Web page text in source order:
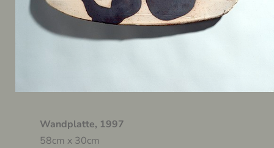
Wandplatte, 1997
58cm x 30cm